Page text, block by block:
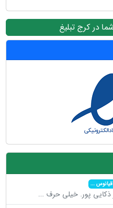
در کرج تبلیغ
...
ذکایی پور. خیلی حرف ...